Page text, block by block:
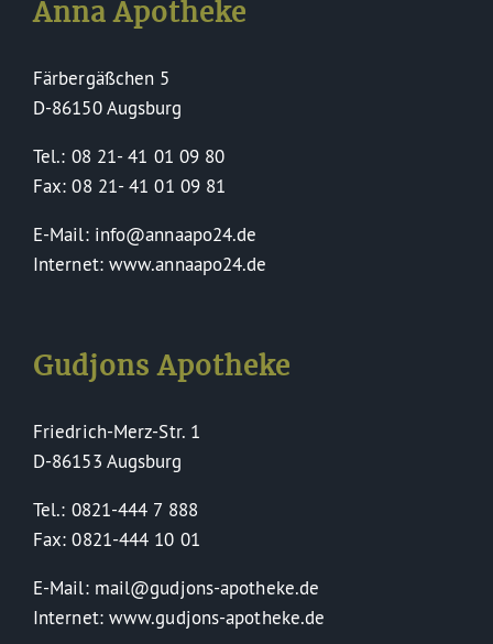
Anna Apotheke
Färbergäßchen 5
D-86150 Augsburg
Tel.: 08 21- 41 01 09 80
Fax: 08 21- 41 01 09 81
E-Mail: info@annaapo24.de
Internet: www.annaapo24.de
Gudjons Apotheke
Friedrich-Merz-Str. 1
D-86153 Augsburg
Tel.: 0821-444 7 888
Fax: 0821-444 10 01
E-Mail: mail@gudjons-apotheke.de
Internet: www.gudjons-apotheke.de